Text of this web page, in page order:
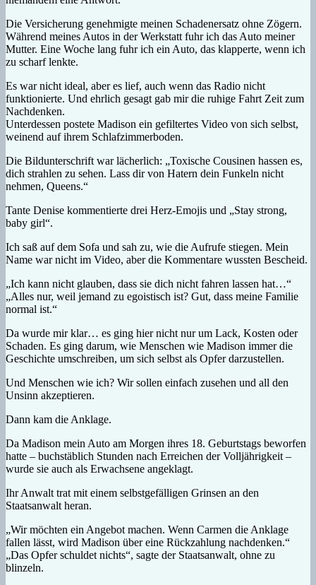
Die Versicherung genehmigte meinen Schadenersatz ohne Zögern.
Während meines Autos in der Werkstatt fuhr ich das Auto meiner
Mutter. Eine Woche lang fuhr ich ein Auto, das klapperte, wenn ich
zu scharf lenkte.
Es war nicht ideal, aber es lief, auch wenn das Radio nicht
funktionierte. Und ehrlich gesagt gab mir die ruhige Fahrt Zeit zum
Nachdenken.
Unterdessen postete Madison ein gefiltertes Video von sich selbst,
weinend auf ihrem Schlafzimmerboden.
Die Bildunterschrift war lächerlich: „Toxische Cousinen hassen es,
dich strahlen zu sehen. Lass dir von Hatern dein Funkeln nicht
nehmen, Queens.“
Tante Denise kommentierte drei Herz-Emojis und „Stay strong,
baby girl“.
Ich saß auf dem Sofa und sah zu, wie die Aufrufe stiegen. Mein
Name war nicht im Video, aber die Kommentare wussten Bescheid.
„Ich kann nicht glauben, dass sie dich nicht fahren lassen hat…“
„Alles nur, weil jemand zu egoistisch ist? Gut, dass meine Familie
normal ist.“
Da wurde mir klar… es ging hier nicht nur um Lack, Kosten oder
Schaden. Es ging darum, wie Menschen wie Madison immer die
Geschichte umschreiben, um sich selbst als Opfer darzustellen.
Und Menschen wie ich? Wir sollen einfach zusehen und all den
Unsinn akzeptieren.
Dann kam die Anklage.
Da Madison mein Auto am Morgen ihres 18. Geburtstags beworfen
hatte – buchstäblich Stunden nach Erreichen der Volljährigkeit –
wurde sie auch als Erwachsene angeklagt.
Ihr Anwalt trat mit einem selbstgefälligen Grinsen an den
Staatsanwalt heran.
„Wir möchten ein Angebot machen. Wenn Carmen die Anklage
fallen lässt, wird Madison über eine Rückzahlung nachdenken.“
„Das Opfer schuldet nichts“, sagte der Staatsanwalt, ohne zu
blinzeln.